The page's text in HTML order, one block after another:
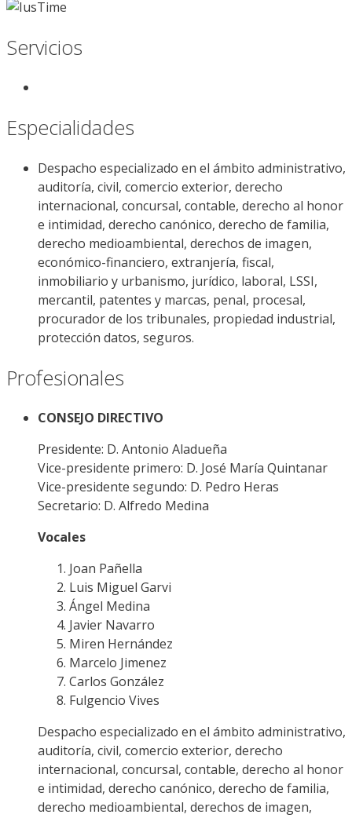
Servicios
Especialidades
Despacho especializado en el ámbito administrativo,
auditoría, civil, comercio exterior, derecho
internacional, concursal, contable, derecho al honor
e intimidad, derecho canónico, derecho de familia,
derecho medioambiental, derechos de imagen,
económico-financiero, extranjería, fiscal,
inmobiliario y urbanismo, jurídico, laboral, LSSI,
mercantil, patentes y marcas, penal, procesal,
procurador de los tribunales, propiedad industrial,
protección datos, seguros.
Profesionales
CONSEJO DIRECTIVO
Presidente: D. Antonio Aladueña
Vice-presidente primero: D. José María Quintanar
Vice-presidente segundo: D. Pedro Heras
Secretario: D. Alfredo Medina
Vocales
Joan Pañella
Luis Miguel Garvi
Ángel Medina
Javier Navarro
Miren Hernández
Marcelo Jimenez
Carlos González
Fulgencio Vives
Despacho especializado en el ámbito administrativo,
auditoría, civil, comercio exterior, derecho
internacional, concursal, contable, derecho al honor
e intimidad, derecho canónico, derecho de familia,
derecho medioambiental, derechos de imagen,